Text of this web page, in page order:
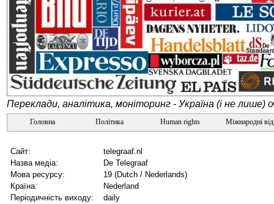
Переклади, аналітика, моніторинг - Україна (і не лише)
Головна Політика Human rights Міжнародні
Сайт:
telegraaf.nl
Назва медіа:
De Telegraaf
Мова ресурсу:
19 (Dutch / Nederlands)
Країна:
Nederland
Періодичність виходу:
daily